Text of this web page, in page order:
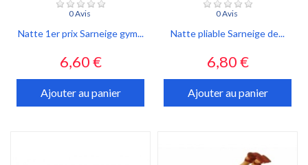
0 Avis
Natte 1er prix Sarneige gym...
Prix
6,60 €
Ajouter au panier
0 Avis
Natte pliable Sarneige de...
Prix
6,80 €
Ajouter au panier